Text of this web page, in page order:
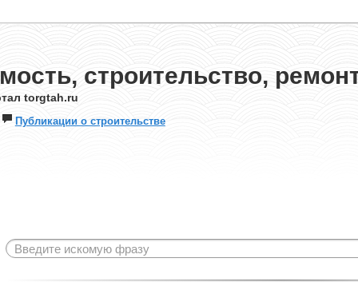
строительство,
torgtah.ru
Публикации о строительстве